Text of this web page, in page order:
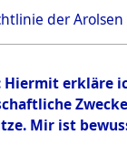
der Arolsen
erkläre
Mir ist